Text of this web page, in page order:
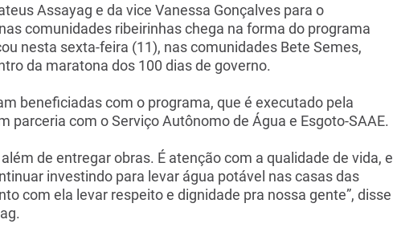
Assayag e da vice Vanessa Gonçalves para o
comunidades ribeirinhas chega na forma do programa
nesta sexta-feira (11), nas comunidades Bete Semes,
da maratona dos 100 dias de governo.
beneficiadas com o programa, que é executado pela
parceria com o Serviço Autônomo de Água e Esgoto-SAAE.
de entregar obras. É atenção com a qualidade de vida, e
investindo para levar água potável nas casas das
com ela levar respeito e dignidade pra nossa gente”, disse